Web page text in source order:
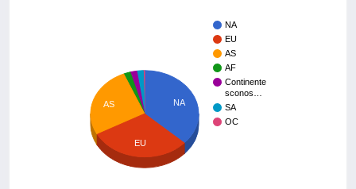
NA
EU
AS
AF
Continente
sconos…
SA
OC
NA
AS
EU